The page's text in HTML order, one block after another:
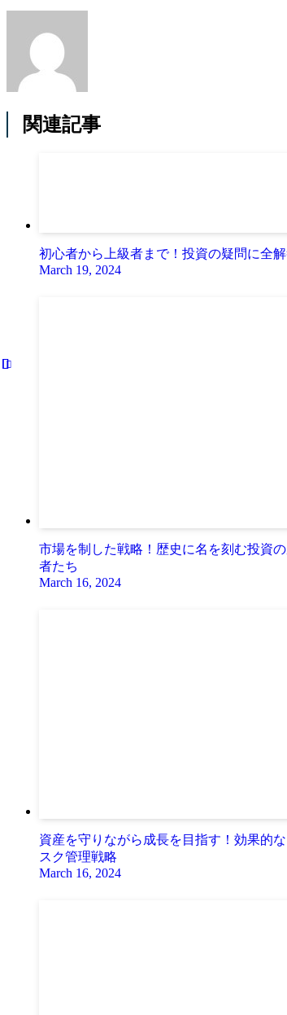
関連記事
初心者から上級者まで！投資の疑問に全
March 19, 2024
市場を制した戦略！歴史に名を刻む投資
者たち
March 16, 2024
資産を守りながら成長を目指す！効果的な
スク管理戦略
March 16, 2024